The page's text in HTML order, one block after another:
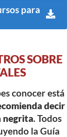
para
SOBRE
conocer está
decir
negrita. Todos
la Guía